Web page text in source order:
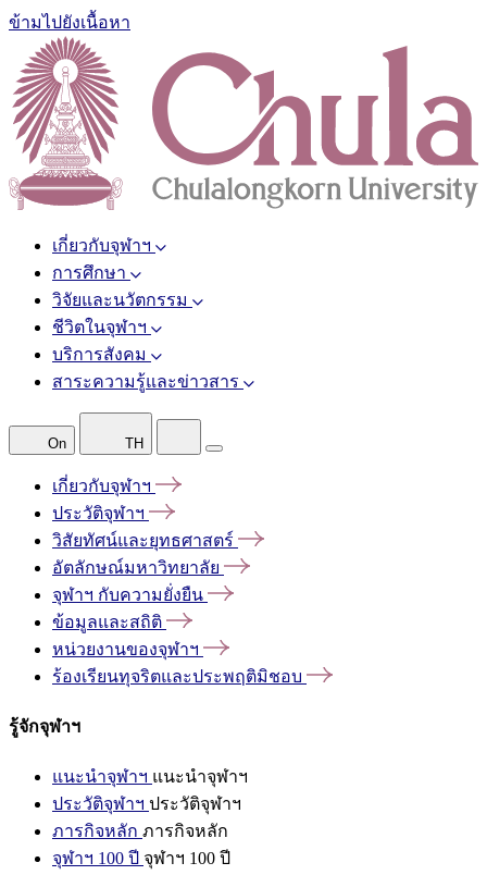
ข้ามไปยังเนื้อหา
เกี่ยวกับจุฬาฯ
การศึกษา
วิจัยและนวัตกรรม
ชีวิตในจุฬาฯ
บริการสังคม
สาระความรู้และข่าวสาร
On TH
เกี่ยวกับจุฬาฯ
ประวัติจุฬาฯ
วิสัยทัศน์และยุทธศาสตร์
อัตลักษณ์มหาวิทยาลัย
จุฬาฯ กับความยั่งยืน
ข้อมูลและสถิติ
หน่วยงานของจุฬาฯ
ร้องเรียนทุจริตและประพฤติมิชอบ
รู้จักจุฬาฯ
แนะนำจุฬาฯ แนะนำจุฬาฯ
ประวัติจุฬาฯ ประวัติจุฬาฯ
ภารกิจหลัก ภารกิจหลัก
จุฬาฯ 100 ปี จุฬาฯ 100 ปี